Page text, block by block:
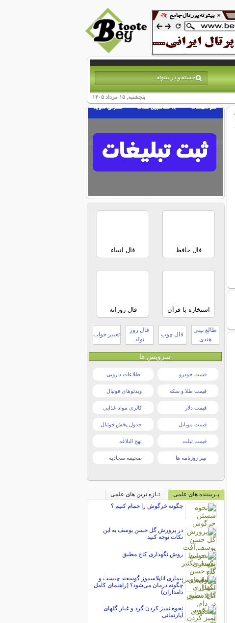
پنجشنبه, ۱۵ مرداد ۱۴۰۵
فال حافظ فال انبیاء
استخاره با قرآن فال روزانه
طالع بینی
هندی
فال چوب
فال روز
تولد
تعبیر خواب
سرویس ها
قیمت خودرو اطلاعات دارویی
قیمت طلا و سکه ویدئوهای فوتبال
قیمت دلار کالری مواد غذایی
قیمت موبایل جدول پخش فوتبال
قیمت تبلت نهج البلاغه
تیتر روزنامه ها صحیفه سجادیه
پـربیننده های علمی
تـازه ترین های علمی
چگونه خرگوش را حمام کنیم ؟
در پرورش گل حسن یوسف به این
نکات توجه کنید
روش نگهداری كاج مطبق
بیماری آناپلاسموز گوسفند چیست و
چگونه درمان می‌شود؟ (راهنمای کامل
دامداران)
نحوه تمیز کردن گرد و غبار گلهای
آپارتمانی